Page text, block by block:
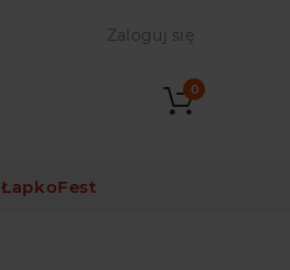
Zaloguj się
0
ŁapkoFest